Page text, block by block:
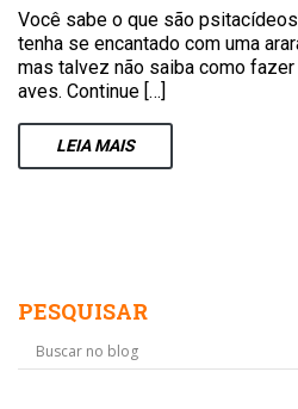
Você sabe o que são
tenha se encantado com uma
mas talvez não saiba como
aves. Continue […]
LEIAMAIS
PESQUISAR